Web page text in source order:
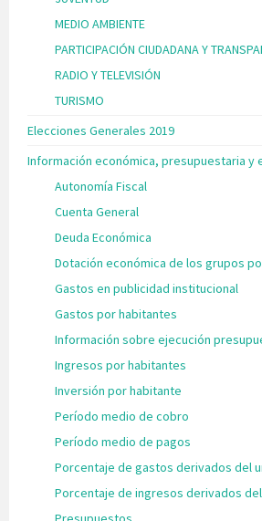
MEDIO AMBIENTE
PARTICIPACIÓN CIUDADANA Y
RADIO Y TELEVISIÓN
TURISMO
Elecciones Generales 2019
Información económica, presupuestaria y
Autonomía Fiscal
Cuenta General
Deuda Económica
Dotación económica de los grupos
Gastos en publicidad institucional
Gastos por habitantes
Información sobre ejecución
Ingresos por habitantes
Inversión por habitante
Período medio de cobro
Período medio de pagos
Porcentaje de gastos derivados del
Porcentaje de ingresos derivados